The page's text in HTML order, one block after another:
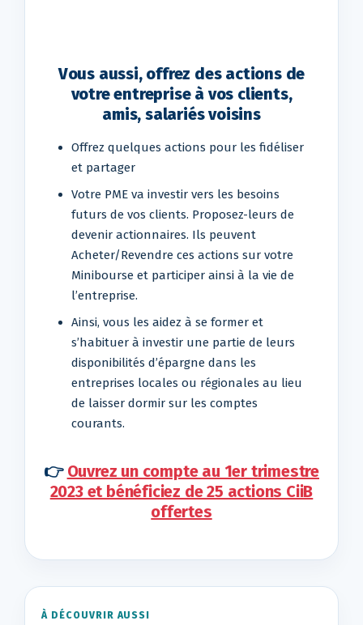
Vous aussi, offrez des actions de
votre entreprise à vos clients,
amis, salariés voisins
Offrez quelques actions pour les fidéliser
et partager
Votre PME va investir vers les besoins
futurs de vos clients. Proposez-leurs de
devenir actionnaires. Ils peuvent
Acheter/Revendre ces actions sur votre
Minibourse et participer ainsi à la vie de
l’entreprise.
Ainsi, vous les aidez à se former et
s’habituer à investir une partie de leurs
disponibilités d’épargne dans les
entreprises locales ou régionales au lieu
de laisser dormir sur les comptes
courants.
👉 Ouvrez un compte au 1er trimestre
2023 et bénéficiez de 25 actions CiiB
offertes
À DÉCOUVRIR AUSSI